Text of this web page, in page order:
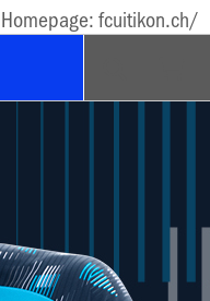
fcuitikon.ch/